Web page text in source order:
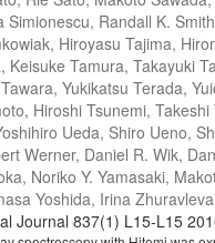
Simionescu, Randall K.
Hiroyasu Tajima,
Keisuke Tamura, Takayuki
Yukikatsu Terada,
Hiroshi Tsunemi,
Ueda, Shiro Ueno,
Werner, Daniel R. Wik,
Noriko Y. Yamasaki,
Yoshida, Irina
Journal 837(1) L15-L15